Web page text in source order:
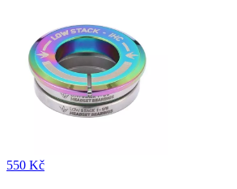
550 Kč